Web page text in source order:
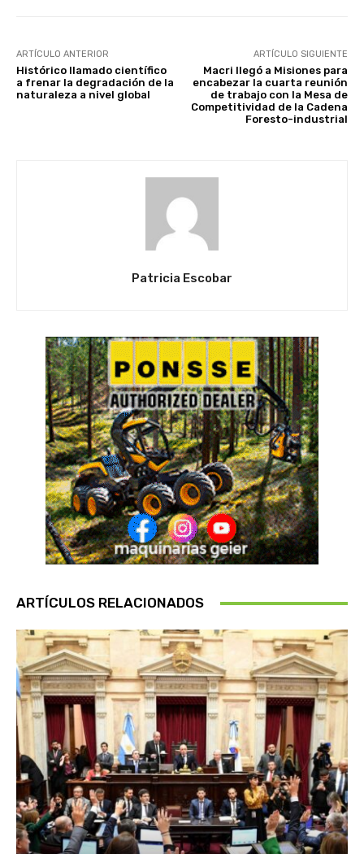
ARTÍCULO ANTERIOR
Histórico llamado científico
a frenar la degradación de la
naturaleza a nivel global
ARTÍCULO SIGUIENTE
Macri llegó a Misiones para
encabezar la cuarta reunión
de trabajo con la Mesa de
Competitividad de la Cadena
Foresto-industrial
Patricia Escobar
ARTÍCULOS RELACIONADOS